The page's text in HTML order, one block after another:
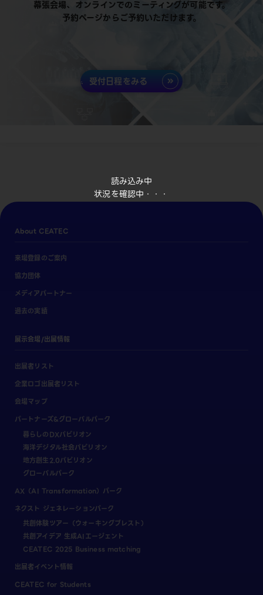
読み込み中
状況を確認中・・・
幕張会場、オンラインでのミーティングが可能です。
予約ページからご予約いただけます。
受付日程をみる
About CEATEC
来場登録のご案内
協力団体
メディアパートナー
過去の実績
展示会場/出展情報
出展者リスト
企業ロゴ出展者リスト
会場マップ
パートナーズ&グローバルパーク
暮らしのDXパビリオン
海洋デジタル社会パビリオン
地方創生2.0パビリオン
グローバルパーク
AX（AI Transformation）パーク
ネクスト ジェネレーションパーク
共創体験ツアー（ウォーキングブレスト）
共創アイデア 生成AIエージェント
CEATEC 2025 Business matching
出展者イベント情報
CEATEC for Students